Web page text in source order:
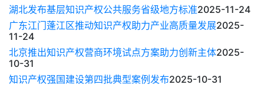
湖北发布基层知识产权公共服务省级地方标准2025-11-24
广东江门蓬江区推动知识产权助力产业高质量发展2025-
11-24
北京推出知识产权营商环境试点方案助力创新主体2025-
10-31
知识产权强国建设第四批典型案例发布2025-10-31